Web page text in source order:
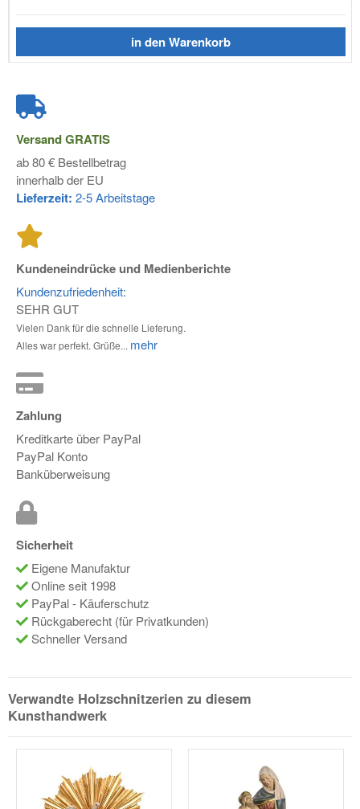
in den Warenkorb
VersandGRATIS
ab 80 € Bestellbetrag
innerhalb der EU
Lieferzeit: 2-5 Arbeitstage
Kundeneindrücke und Medienberichte
Kundenzufriedenheit:
SEHR GUT
Vielen Dank für die schnelle Lieferung.
Alles war perfekt. Grüße... mehr
Zahlung
Kreditkarte über PayPal
PayPal Konto
Banküberweisung
Sicherheit
Eigene Manufaktur
Online seit 1998
PayPal - Käuferschutz
Rückgaberecht (für Privatkunden)
Schneller Versand
Verwandte Holzschnitzerien zu diesem
Kunsthandwerk